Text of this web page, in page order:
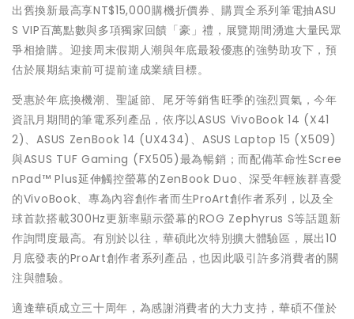
出舊換新最高享NT$15,000購機折價券、購買全系列筆電抽ASU
S VIP百萬點數與多項獨家回饋「豪」禮，展覽期間湧進大量民眾
爭相搶購。迎接周末假期人潮與年底最殺優惠的強勢助攻下，預
估於展期結束前可提前達成業績目標。
受惠於年底換機潮、聖誕節、尾牙等銷售旺季的強烈買氣，今年
資訊月期間的筆電系列產品，依序以ASUS VivoBook 14 (X41
2)、ASUS ZenBook 14 (UX434)、ASUS Laptop 15 (X509)
與ASUS TUF Gaming (FX505)最為暢銷；而配備革命性Scree
nPad™ Plus延伸觸控螢幕的ZenBook Duo、深受年輕族群喜愛
的VivoBook、專為內容創作者而生ProArt創作者系列，以及全
球首款搭載300Hz更新率顯示螢幕的ROG Zephyrus S等話題新
作詢問度最高。有別於以往，華碩此次特別擴大體驗區，展出10
月底發表的ProArt創作者系列產品，也因此吸引許多消費者的關
注與體驗。
適逢華碩成立三十周年，為感謝消費者的大力支持，華碩不僅於